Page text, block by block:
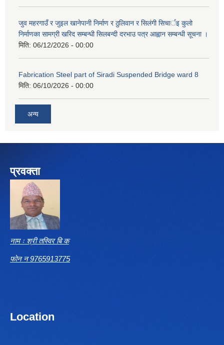
जुव महरगाउँ र जुइल खानेपानी निर्माण र ठुलिवान र सिलंगी सिचार्इ कुलो
निर्माणका सामग्री खरिद सम्बन्धी सिलबन्दी दरभाउ पत्र आह्वान सम्बन्धी सूचना ।
मिति: 06/12/2026 - 00:00
Fabrication Steel part of Siradi Suspended Bridge ward 8
मिति: 06/10/2026 - 00:00
अन्य
प्रवक्ता
नाम ः श्री तस्विर बि क
फोन न 9765913775
Location